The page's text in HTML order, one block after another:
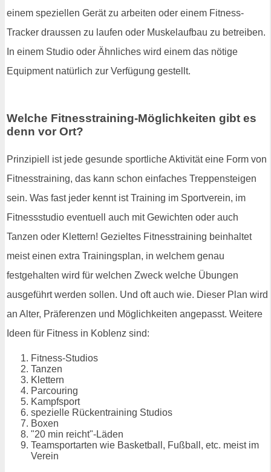
einem speziellen Gerät zu arbeiten oder einem Fitness-
Tracker draussen zu laufen oder Muskelaufbau zu betreiben.
In einem Studio oder Ähnliches wird einem das nötige
Equipment natürlich zur Verfügung gestellt.
Welche Fitnesstraining-Möglichkeiten gibt es
denn vor Ort?
Prinzipiell ist jede gesunde sportliche Aktivität eine Form von
Fitnesstraining, das kann schon einfaches Treppensteigen
sein. Was fast jeder kennt ist Training im Sportverein, im
Fitnessstudio eventuell auch mit Gewichten oder auch
Tanzen oder Klettern! Gezieltes Fitnesstraining beinhaltet
meist einen extra Trainingsplan, in welchem genau
festgehalten wird für welchen Zweck welche Übungen
ausgeführt werden sollen. Und oft auch wie. Dieser Plan wird
an Alter, Präferenzen und Möglichkeiten angepasst. Weitere
Ideen für Fitness in Koblenz sind:
Fitness-Studios
Tanzen
Klettern
Parcouring
Kampfsport
spezielle Rückentraining Studios
Boxen
"20 min reicht"-Läden
Teamsportarten wie Basketball, Fußball, etc. meist im
Verein